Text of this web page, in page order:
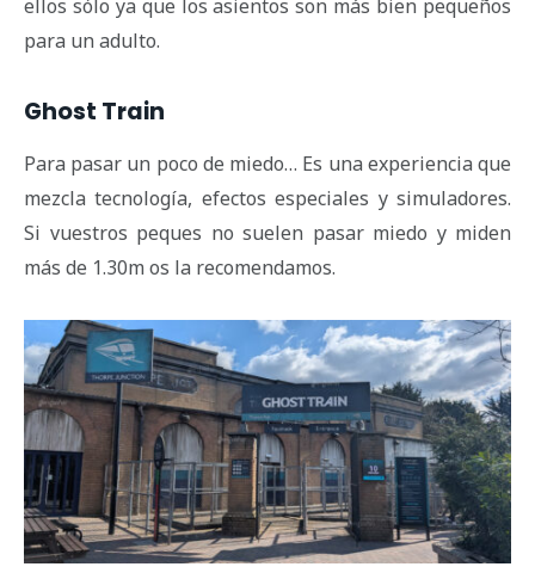
ellos sólo ya que los asientos son más bien pequeños
para un adulto.
Ghost Train
Para pasar un poco de miedo… Es una experiencia que
mezcla tecnología, efectos especiales y simuladores.
Si vuestros peques no suelen pasar miedo y miden
más de 1.30m os la recomendamos.